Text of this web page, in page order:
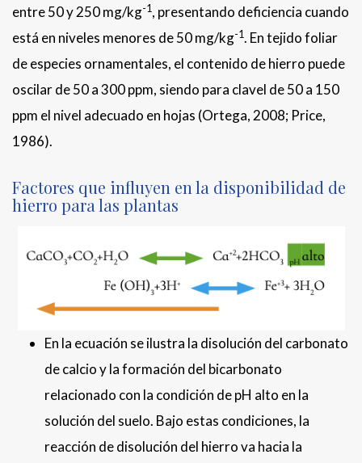
entre 50 y 250 mg/kg-1, presentando deficiencia cuando
está en niveles menores de 50 mg/kg-1. En tejido foliar
de especies ornamentales, el contenido de hierro puede
oscilar de 50 a 300 ppm, siendo para clavel de 50 a 150
ppm el nivel adecuado en hojas (Ortega, 2008; Price,
1986).
Factores que influyen en la disponibilidad de
hierro para las plantas
En la ecuación se ilustra la disolución del carbonato
de calcio y la formación del bicarbonato
relacionado con la condición de pH alto en la
solución del suelo. Bajo estas condiciones, la
reacción de disolución del hierro va hacia la